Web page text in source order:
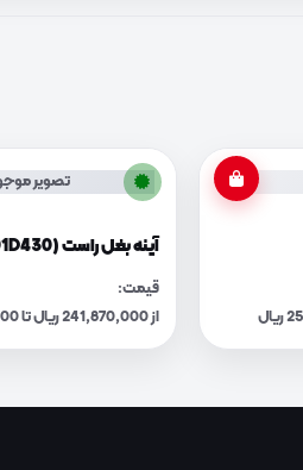
تصویر
آینه بغل راست (876201D430)
قیمت:
از 241,870,000 ریال تا 251,740,000 ریال